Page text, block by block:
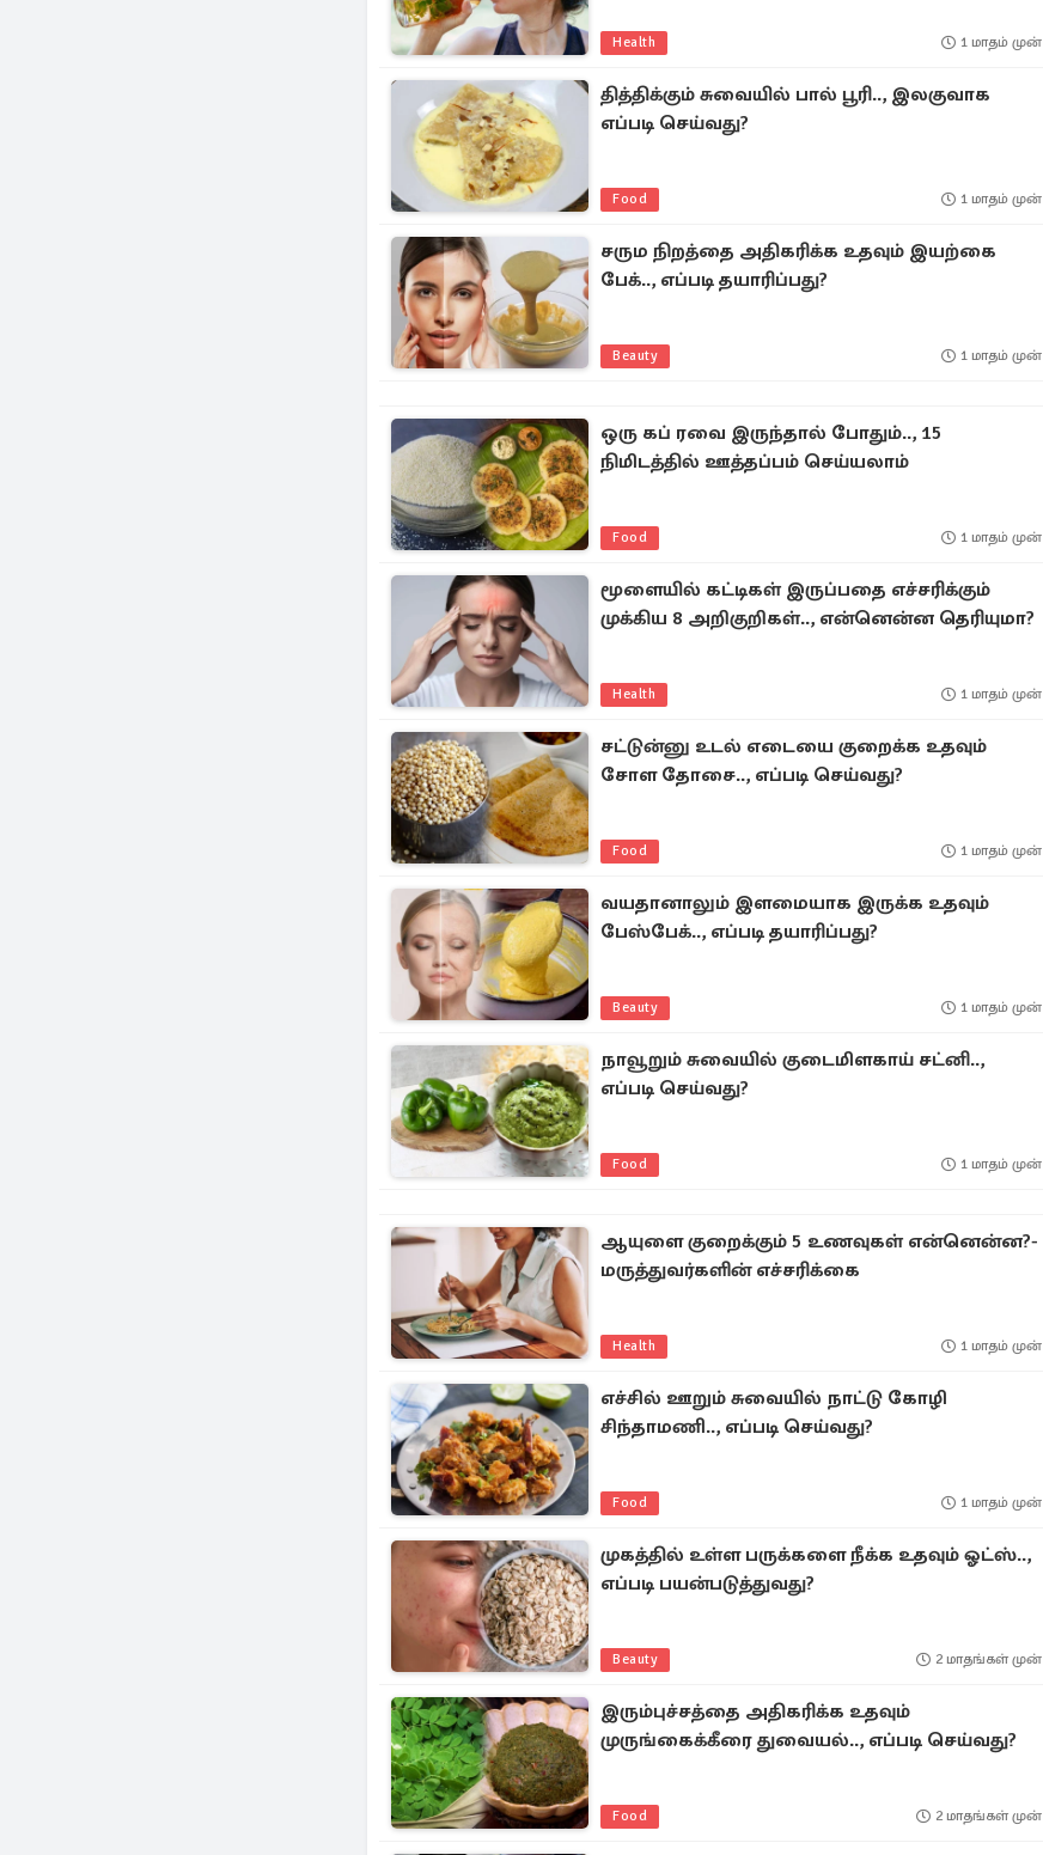
Health 1 மாதம் முன்
தித்திக்கும் சுவையில் பால் பூரி.., இலகுவாக
எப்படி செய்வது?
Food 1 மாதம் முன்
சரும நிறத்தை அதிகரிக்க உதவும் இயற்கை
பேக்.., எப்படி தயாரிப்பது?
Beauty 1 மாதம் முன்
ஒரு கப் ரவை இருந்தால் போதும்.., 15
நிமிடத்தில் ஊத்தப்பம் செய்யலாம்
Food 1 மாதம் முன்
மூளையில் கட்டிகள் இருப்பதை எச்சரிக்கும்
முக்கிய 8 அறிகுறிகள்.., என்னென்ன தெரியுமா?
Health 1 மாதம் முன்
சட்டுன்னு உடல் எடையை குறைக்க உதவும்
சோள தோசை.., எப்படி செய்வது?
Food 1 மாதம் முன்
வயதானாலும் இளமையாக இருக்க உதவும்
பேஸ்பேக்.., எப்படி தயாரிப்பது?
Beauty 1 மாதம் முன்
நாவூறும் சுவையில் குடைமிளகாய் சட்னி..,
எப்படி செய்வது?
Food 1 மாதம் முன்
ஆயுளை குறைக்கும் 5 உணவுகள் என்னென்ன?-
மருத்துவர்களின் எச்சரிக்கை
Health 1 மாதம் முன்
எச்சில் ஊறும் சுவையில் நாட்டு கோழி
சிந்தாமணி.., எப்படி செய்வது?
Food 1 மாதம் முன்
முகத்தில் உள்ள பருக்களை நீக்க உதவும் ஓட்ஸ்..,
எப்படி பயன்படுத்துவது?
Beauty 2 மாதங்கள் முன்
இரும்புச்சத்தை அதிகரிக்க உதவும்
முருங்கைக்கீரை துவையல்.., எப்படி செய்வது?
Food 2 மாதங்கள் முன்